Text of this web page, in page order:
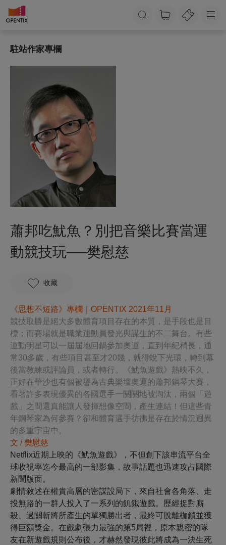
駐站作家專欄
蕭邦吃魷魚？別把音樂比賽當運
動競技玩──樊慰慈
收藏
《思想不短路》專欄｜OPENTIX 2021年11月
競技取勝是絕大多數體育項目存在的本質，是手段也是目
標；而賽場就是職業運動員發光與謀生的不二舞台。有些
運動明星可以一屆屆地回鍋參加奧運，直到年紀稍長，通
常30多歲，有些項目甚至才20幾，就得蛻下光環，轉到幕
後當教練或評論員，或者轉行。《魷魚遊戲》熱映不久，
正好在華沙也有個被譽為古典樂壇奧運的蕭邦鋼琴大賽，
看著許多表現優異的各國選手一關關地被淘汰，兩個「遊
戲」之間還真能讓人發揮想像空間，產生連結！但這些青
年鋼琴家為何參賽？卻和體育選手彷彿是存在於情況迥異
的多重宇宙中。
文 / 樊慰慈
Netflix近期上映的《魷魚遊戲》，不但創下該串流平台全
球收視率迄今最高的一部影集，故事話題也迅速攻占國際
新聞版面。
劇情敘述在權貴高層的密謀設局下，來自社會各角落、走
投無路的一群人投入了一系列的飢餓遊戲。歷經捉對廝
殺、過關斬將所產生的單獨勝出者，最終可脫離枷鎖並獲
得巨額獎金。在戲劇張力最強的第5局裡，原本親密的隊
友在新遊戲規則公布後，才赫然發現彼此將成為一決生死